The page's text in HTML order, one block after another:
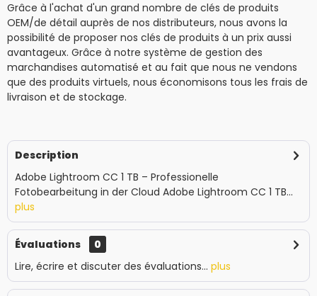
Grâce à l'achat d'un grand nombre de clés de produits
OEM/de détail auprès de nos distributeurs, nous avons la
possibilité de proposer nos clés de produits à un prix aussi
avantageux. Grâce à notre système de gestion des
marchandises automatisé et au fait que nous ne vendons
que des produits virtuels, nous économisons tous les frais de
livraison et de stockage.
Description
Adobe Lightroom CC 1 TB – Professionelle
Fotobearbeitung in der Cloud Adobe Lightroom CC 1 TB...
plus
Évaluations
0
Lire, écrire et discuter des évaluations... plus